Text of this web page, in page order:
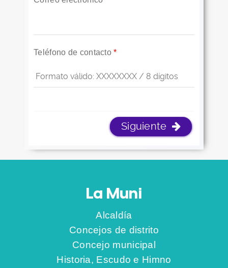
Teléfono de contacto*
Siguiente
La Muni
Alcaldía
Concejos de distrito
Concejo municipal
Historia, Escudo e Himno